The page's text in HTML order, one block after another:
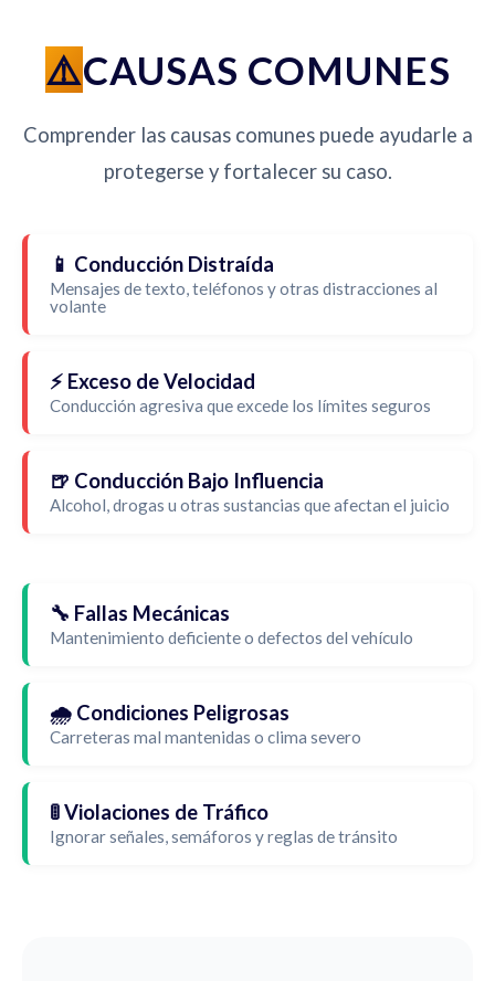
CAUSAS COMUNES
Comprender las causas comunes puede ayudarle a
protegerse y fortalecer su caso.
📱 Conducción Distraída
Mensajes de texto, teléfonos y otras distracciones al
volante
⚡ Exceso de Velocidad
Conducción agresiva que excede los límites seguros
🍺 Conducción Bajo Influencia
Alcohol, drogas u otras sustancias que afectan el juicio
🔧 Fallas Mecánicas
Mantenimiento deficiente o defectos del vehículo
🌧️ Condiciones Peligrosas
Carreteras mal mantenidas o clima severo
🚦 Violaciones de Tráfico
Ignorar señales, semáforos y reglas de tránsito